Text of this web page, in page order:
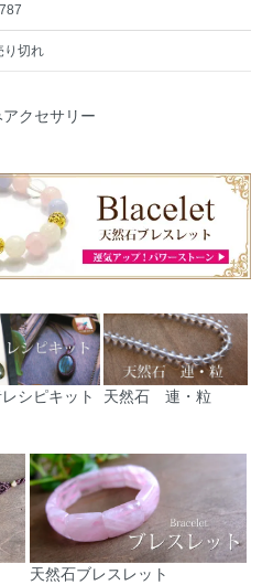
り切れ
クセサリー
シピキット 天然石 連・粒
天然石ブレスレット